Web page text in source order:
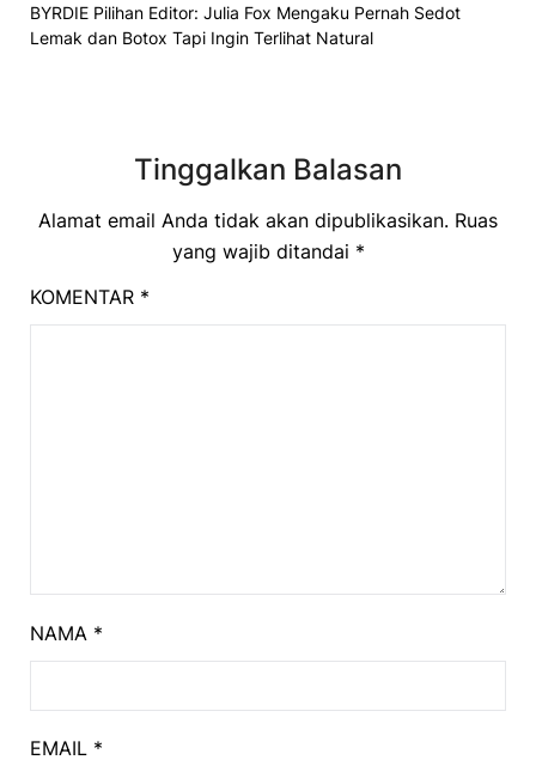
BYRDIE Pilihan Editor: Julia Fox Mengaku Pernah Sedot
Lemak dan Botox Tapi Ingin Terlihat Natural
Tinggalkan Balasan
Alamat email Anda tidak akan dipublikasikan. Ruas
yang wajib ditandai *
KOMENTAR *
NAMA *
EMAIL *